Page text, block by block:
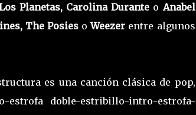
Planetas, Carolina Durante o Anabel
The Posies oWeezer entre algunos
es una canción clásica de pop,
estrofa doble-estribillo-intro-estrofa-